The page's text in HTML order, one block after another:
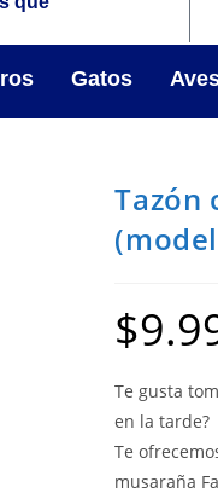
Gatos
Tazón
$
Te gusta
en la tarde?
Te
musaraña